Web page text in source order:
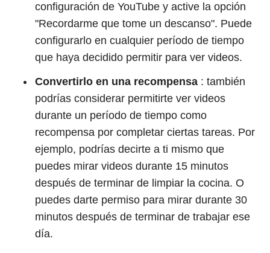
configuración de YouTube y active la opción
"Recordarme que tome un descanso". Puede
configurarlo en cualquier período de tiempo
que haya decidido permitir para ver videos.
Convertirlo en una recompensa : también
podrías considerar permitirte ver videos
durante un período de tiempo como
recompensa por completar ciertas tareas. Por
ejemplo, podrías decirte a ti mismo que
puedes mirar videos durante 15 minutos
después de terminar de limpiar la cocina. O
puedes darte permiso para mirar durante 30
minutos después de terminar de trabajar ese
día.